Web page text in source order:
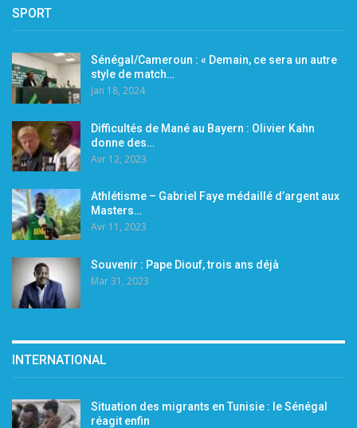
SPORT
Sénégal/Cameroun : « Demain, ce sera un autre
style de match…
Jan 18, 2024
Difficultés de Mané au Bayern : Olivier Kahn
donne des…
Avr 12, 2023
Athlétisme – Gabriel Faye médaillé d’argent aux
Masters…
Avr 11, 2023
Souvenir : Pape Diouf, trois ans déjà
Mar 31, 2023
INTERNATIONAL
Situation des migrants en Tunisie : le Sénégal
réagit enfin